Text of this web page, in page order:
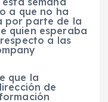
a que no ha
por parte de la
quien esperaba
a las
que la
de